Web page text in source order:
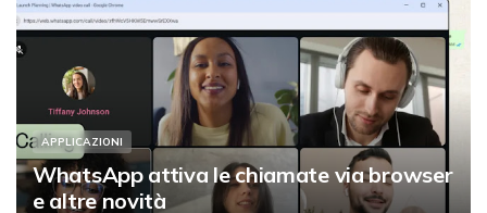
APPLICAZIONI
WhatsApp attiva le chiamate via browser
e altre novità